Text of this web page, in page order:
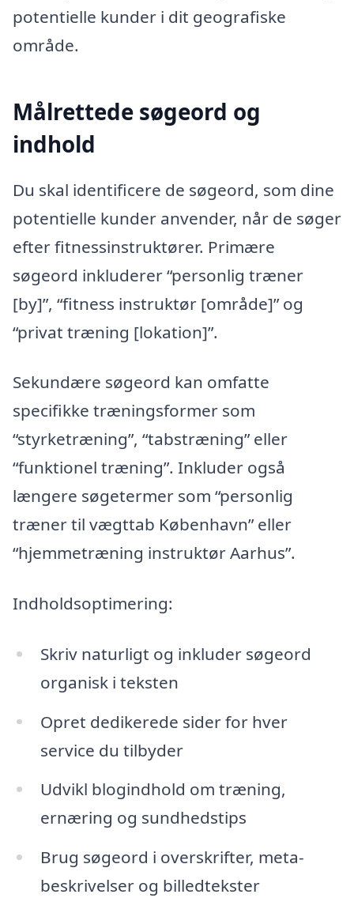
potentielle kunder i dit geografiske
område.
Målrettede søgeord og
indhold
Du skal identificere de søgeord, som dine
potentielle kunder anvender, når de søger
efter fitnessinstruktører. Primære
søgeord inkluderer “personlig træner
[by]”, “fitness instruktør [område]” og
“privat træning [lokation]”.
Sekundære søgeord kan omfatte
specifikke træningsformer som
“styrketræning”, “tabstræning” eller
“funktionel træning”. Inkluder også
længere søgetermer som “personlig
træner til vægttab København” eller
“hjemmetræning instruktør Aarhus”.
Indholdsoptimering:
Skriv naturligt og inkluder søgeord
organisk i teksten
Opret dedikerede sider for hver
service du tilbyder
Udvikl blogindhold om træning,
ernæring og sundhedstips
Brug søgeord i overskrifter, meta-
beskrivelser og billedtekster